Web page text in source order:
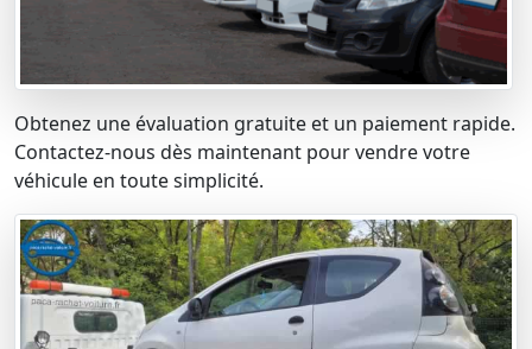
Obtenez une évaluation gratuite et un paiement rapide.
Contactez-nous dès maintenant pour vendre votre
véhicule en toute simplicité.